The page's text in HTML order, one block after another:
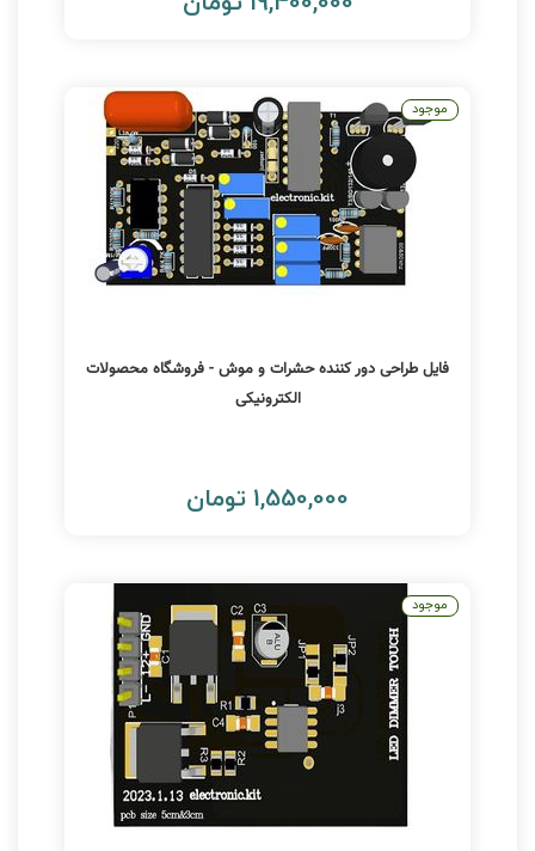
فایل طراحی دور کننده حشرات و موش - فروشگاه محصولات
الکترونیکی
1,550,000 تومان
موجود
موجود